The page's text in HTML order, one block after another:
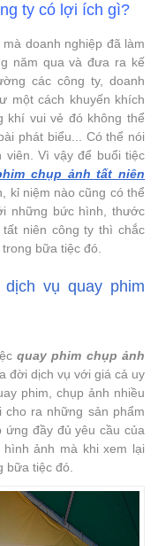
ty có lợi ích gì?
doanh nghiệp đã làm
năm qua và đưa ra kế
các công ty, doanh
một cách khuyến khích
khí vui vẻ đó không thể
phát biểu... Có thể nói
viên. Vì vậy để buổi tiệc
chụp ảnh tất niên
kỉ niệm nào cũng có thể
những bức hình, thước
niên công ty thì chắc
bữa tiệc đó.
vụ quay phim
quay phim chụp ảnh
đời dịch vụ với giá cả uy
phim, chụp ảnh nhiều
cho ra những sản phẩm
ứng đầy đủ yêu cầu của
ảnh mà khi xem lại
tiệc đó.